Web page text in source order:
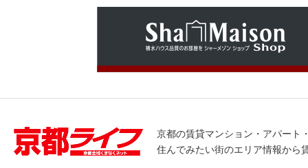
京都の賃貸マンション・アパート
住んでみたい街のエリア情報から